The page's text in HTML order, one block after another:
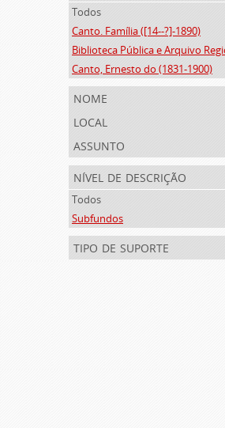
Todos
Canto. Família ([14--?]-1890)
Canto, Ernesto do (1831-1900)
nome
local
assunto
nível de descrição
Todos
Subfundos
tipo de suporte